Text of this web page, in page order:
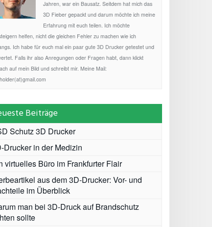
Jahren, war ein Bausatz. Seitdem hat mich das
3D Fieber gepackt und darum möchte ich meine
Erfahrung mit euch teilen. Ich möchte
helfen, nicht die gleichen Fehler zu machen wie ich
Ich habe für euch mal ein paar gute 3D Drucker getestet und
Falls ihr also Anregungen oder Fragen habt, dann klickt
auf mein Bild und schreibt mir. Meine Mail:
Beiträge
Schutz 3D Drucker
Drucker in der Medizin
virtuelles Büro im Frankfurter Flair
aus dem 3D-Drucker: Vor- und
im Überblick
man bei 3D-Druck auf Brandschutz
sollte